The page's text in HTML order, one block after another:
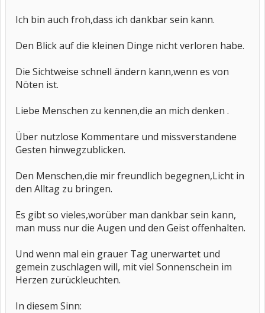
Ich bin auch froh,dass ich dankbar sein kann.
Den Blick auf die kleinen Dinge nicht verloren habe.
Die Sichtweise schnell ändern kann,wenn es von
Nöten ist.
Liebe Menschen zu kennen,die an mich denken .
Über nutzlose Kommentare und missverstandene
Gesten hinwegzublicken.
Den Menschen,die mir freundlich begegnen,Licht in
den Alltag zu bringen.
Es gibt so vieles,worüber man dankbar sein kann,
man muss nur die Augen und den Geist offenhalten.
Und wenn mal ein grauer Tag unerwartet und
gemein zuschlagen will, mit viel Sonnenschein im
Herzen zurückleuchten.
In diesem Sinn: